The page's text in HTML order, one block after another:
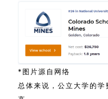
*图片源自网络
总体来说，公立大学的